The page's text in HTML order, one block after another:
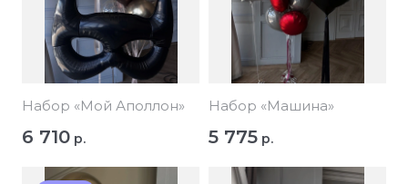
Набор «Мой Аполлон»
6 710 р.
Набор «Машина»
5 775 р.